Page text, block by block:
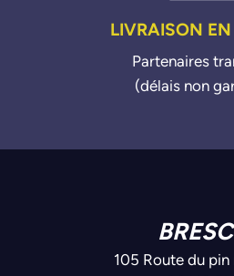
LIVRAISON
Partenaires
(délais non
105 Route du